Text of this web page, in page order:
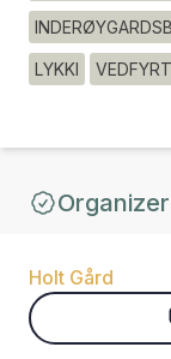
LYKKI
Organizer
Holt Gård